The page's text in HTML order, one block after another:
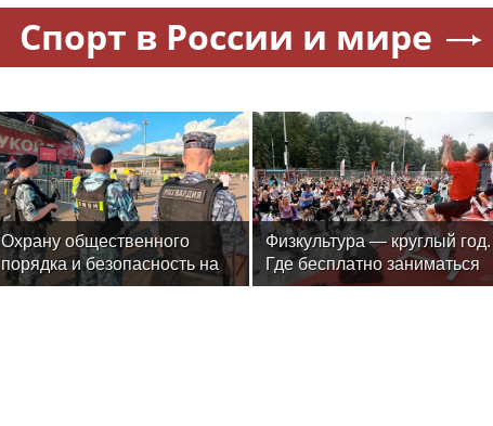
Спорт в России и мире
Охрану общественного
порядка и безопасность на
футбольном матче в Москве
Физкультура — круглый год.
Где бесплатно заниматься
спортом в Москве